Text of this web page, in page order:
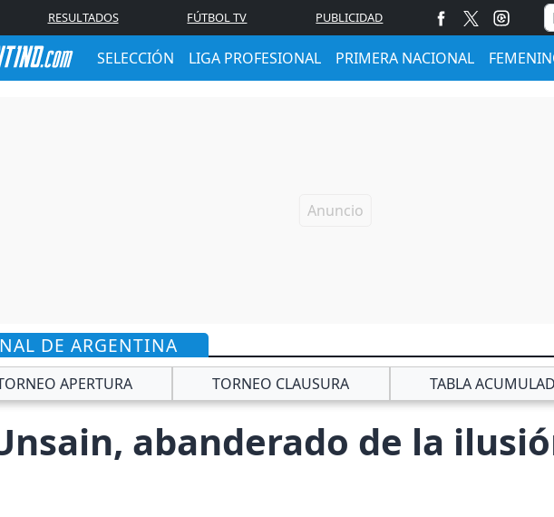
RESULTADOS FÚTBOL TV PUBLICIDAD
SELECCIÓN LIGA PROFESIONAL PRIMERA NACIONAL
DE ARGENTINA
APERTURA TORNEO CLAUSURA TABLA
abanderado de la